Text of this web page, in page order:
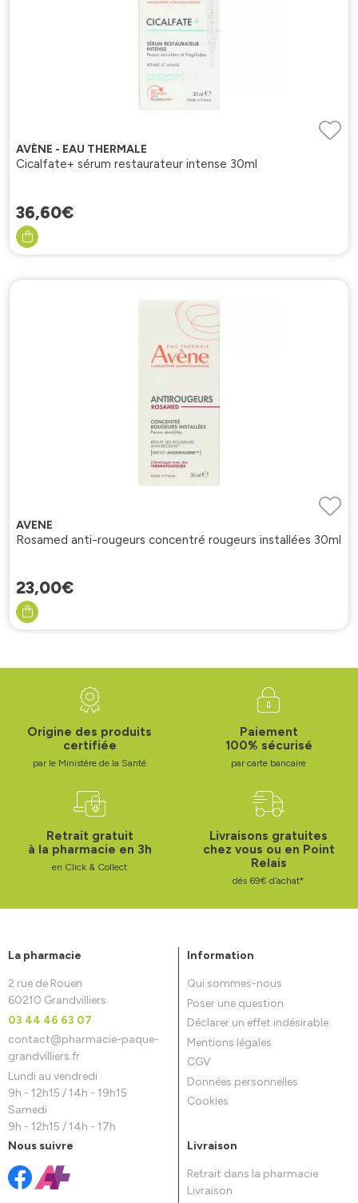
AVÈNE - EAU THERMALE
Cicalfate+ sérum restaurateur intense 30ml
36,60€
AVENE
Rosamed anti-rougeurs concentré rougeurs installées 30ml
23,00€
Origine des produits
certifiée
par le Ministère de la Santé
Paiement
100% sécurisé
par carte bancaire
Retrait gratuit
à la pharmacie en 3h
en Click & Collect
Livraisons gratuites
chez vous ou en Point
Relais
dès 69€ d’achat*
La pharmacie
2 rue de Rouen
60210 Grandvilliers
03 44 46 63 07
contact@pharmacie-paque-
grandvilliers.fr
Lundi au vendredi
9h - 12h15 / 14h - 19h15
Samedi
9h - 12h15 / 14h - 17h
Information
Qui sommes-nous
Poser une question
Déclarer un effet indésirable
Mentions légales
CGV
Données personnelles
Cookies
Nous suivre Livraison
Retrait dans la pharmacie
Livraison